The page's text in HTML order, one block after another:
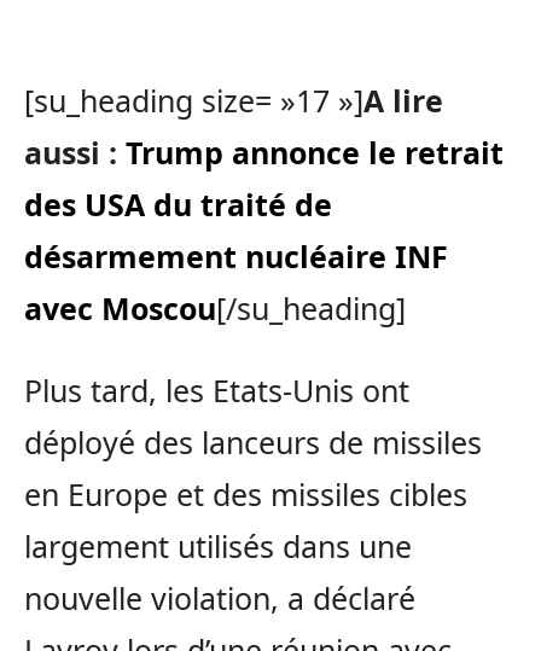
[su_heading size= »17 »]A lire
aussi : Trump annonce le retrait
des USA du traité de
désarmement nucléaire INF
avec Moscou[/su_heading]
Plus tard, les Etats-Unis ont
déployé des lanceurs de missiles
en Europe et des missiles cibles
largement utilisés dans une
nouvelle violation, a déclaré